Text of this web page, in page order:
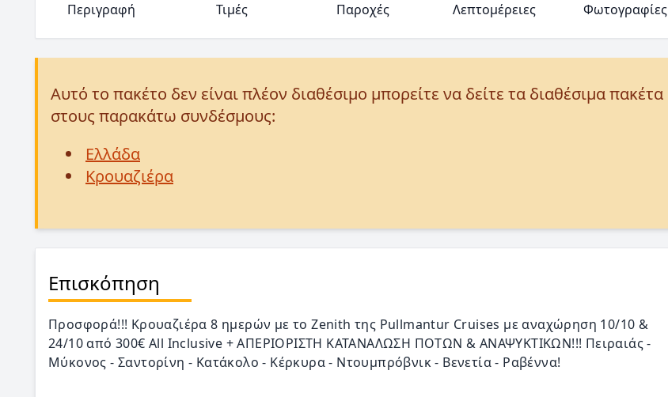
Περιγραφή Τιμές Παροχές Λεπτομέρειες Φωτογραφίες
Αυτό το πακέτο δεν είναι πλέον διαθέσιμο μπορείτε να δείτε τα διαθέσιμα πακέτα
στους παρακάτω συνδέσμους:
Ελλάδα
Κρουαζιέρα
Επισκόπηση
Προσφορά!!! Κρουαζιέρα 8 ημερών με το Zenith της Pullmantur Cruises με αναχώρηση 10/10 &
24/10 από 300€ All Inclusive + ΑΠΕΡΙΟΡΙΣΤΗ ΚΑΤΑΝΑΛΩΣΗ ΠΟΤΩΝ & ΑΝΑΨΥΚΤΙΚΩΝ!!! Πειραιάς -
Μύκονος - Σαντορίνη - Κατάκολο - Κέρκυρα - Ντουμπρόβνικ - Βενετία - Ραβέννα!